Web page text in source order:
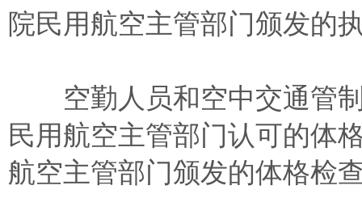
院民用航空主管部门颁发的
空勤人员和空中交通管制
民用航空主管部门认可的体
航空主管部门颁发的体格检